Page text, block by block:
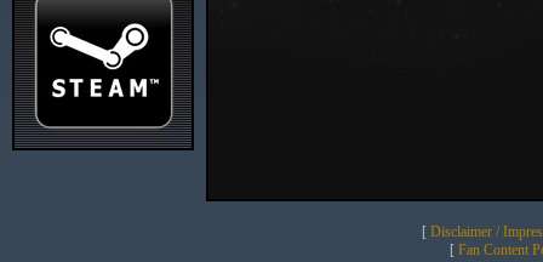
[ Disclaimer /
[ Fan Content